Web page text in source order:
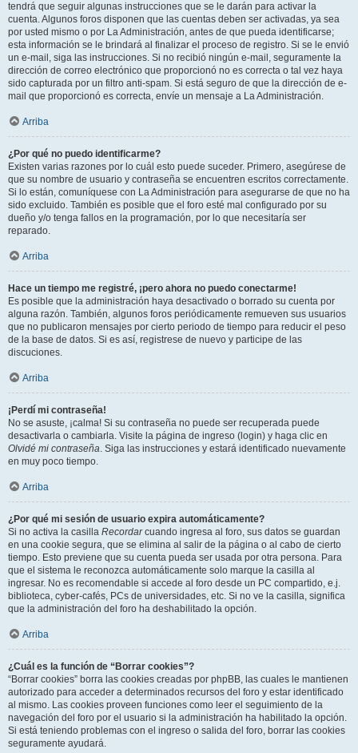
tendrá que seguir algunas instrucciones que se le darán para activar la
cuenta. Algunos foros disponen que las cuentas deben ser activadas, ya sea
por usted mismo o por La Administración, antes de que pueda identificarse;
esta información se le brindará al finalizar el proceso de registro. Si se le envió
un e-mail, siga las instrucciones. Si no recibió ningún e-mail, seguramente la
dirección de correo electrónico que proporcionó no es correcta o tal vez haya
sido capturada por un filtro anti-spam. Si está seguro de que la dirección de e-
mail que proporcionó es correcta, envíe un mensaje a La Administración.
Arriba
¿Por qué no puedo identificarme?
Existen varias razones por lo cuál esto puede suceder. Primero, asegúrese de
que su nombre de usuario y contraseña se encuentren escritos correctamente.
Si lo están, comuníquese con La Administración para asegurarse de que no ha
sido excluido. También es posible que el foro esté mal configurado por su
dueño y/o tenga fallos en la programación, por lo que necesitaría ser
reparado.
Arriba
Hace un tiempo me registré, ¡pero ahora no puedo conectarme!
Es posible que la administración haya desactivado o borrado su cuenta por
alguna razón. También, algunos foros periódicamente remueven sus usuarios
que no publicaron mensajes por cierto periodo de tiempo para reducir el peso
de la base de datos. Si es así, registrese de nuevo y participe de las
discuciones.
Arriba
¡Perdí mi contraseña!
No se asuste, ¡calma! Si su contraseña no puede ser recuperada puede
desactivarla o cambiarla. Visite la página de ingreso (login) y haga clic en
Olvidé mi contraseña. Siga las instrucciones y estará identificado nuevamente
en muy poco tiempo.
Arriba
¿Por qué mi sesión de usuario expira automáticamente?
Si no activa la casilla Recordarcuando ingresa al foro, sus datos se guardan
en una cookie segura, que se elimina al salir de la página o al cabo de cierto
tiempo. Esto previene que su cuenta pueda ser usada por otra persona. Para
que el sistema le reconozca automáticamente solo marque la casilla al
ingresar. No es recomendable si accede al foro desde un PC compartido, e.j.
biblioteca, cyber-cafés, PCs de universidades, etc. Si no ve la casilla, significa
que la administración del foro ha deshabilitado la opción.
Arriba
¿Cuál es la función de “Borrar cookies”?
“Borrar cookies” borra las cookies creadas por phpBB, las cuales le mantienen
autorizado para acceder a determinados recursos del foro y estar identificado
al mismo. Las cookies proveen funciones como leer el seguimiento de la
navegación del foro por el usuario si la administración ha habilitado la opción.
Si está teniendo problemas con el ingreso o salida del foro, borrar las cookies
seguramente ayudará.